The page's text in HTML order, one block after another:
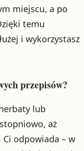
miejscu, a po
temu
i wykorzystasz
przepisów?
lub
aż
odpowiada – w